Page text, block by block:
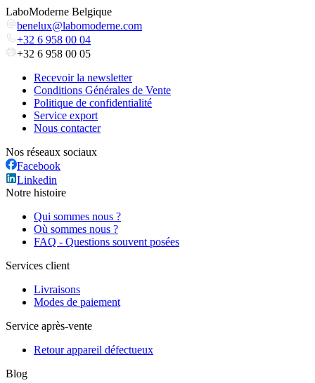
LaboModerne Belgique
benelux@labomoderne.com
+32 6 958 00 04
+32 6 958 00 05
Recevoir la newsletter
Conditions Générales de Vente
Politique de confidentialité
Service export
Nous contacter
Nos réseaux sociaux
Facebook
Linkedin
Notre histoire
Qui sommes nous ?
Où sommes nous ?
FAQ - Questions souvent posées
Services client
Livraisons
Modes de paiement
Service après-vente
Retour appareil défectueux
Blog